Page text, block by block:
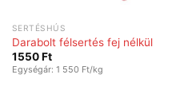
SERTÉSHÚS
Darabolt félsertés fej nélkül
1550Ft
Egységár: 1 550 Ft/kg